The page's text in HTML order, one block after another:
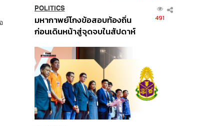
POLITICS
มหากาพย์โกงข้อสอบท้องถิ่น
ก่อนเดินหน้าสู่จุดจบในสัปดาห์
491